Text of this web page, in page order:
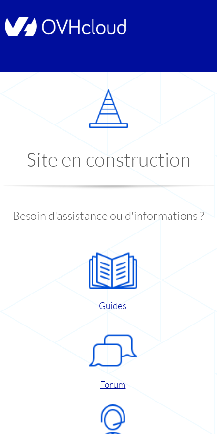
Site en construction
Besoin d'assistance ou d'informations ?
Guides
Forum